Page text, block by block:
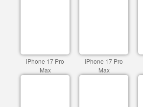
iPhone 17 Pro
Max
iPhone 17 Pro
Max